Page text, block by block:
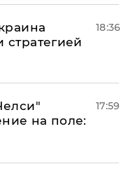
18:36
на поле:
17:59